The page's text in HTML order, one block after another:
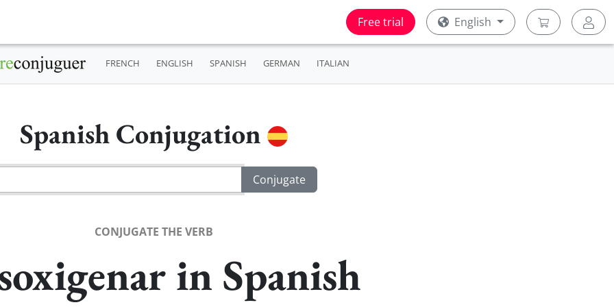
Free trial English
FRENCH ENGLISH SPANISH GERMAN ITALIAN
Spanish Conjugation
CONJUGATE THE VERB
in Spanish